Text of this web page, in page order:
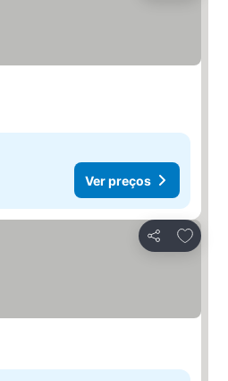
Ver preços
Partilhar